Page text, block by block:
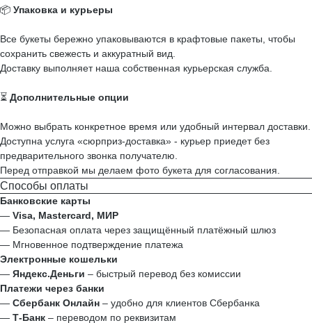
📦 Упаковка и курьеры
Все букеты бережно упаковываются в крафтовые пакеты, чтобы
сохранить свежесть и аккуратный вид.
Доставку выполняет наша собственная курьерская служба.
⏳ Дополнительные опции
Можно выбрать конкретное время или удобный интервал доставки.
Доступна услуга «сюрприз-доставка» - курьер приедет без
предварительного звонка получателю.
Перед отправкой мы делаем фото букета для согласования.
Способы оплаты
Банковские карты
— Visa, Mastercard, МИР
— Безопасная оплата через защищённый платёжный шлюз
— Мгновенное подтверждение платежа
Электронные кошельки
— Яндекс.Деньги – быстрый перевод без комиссии
Платежи через банки
— Сбербанк Онлайн – удобно для клиентов Сбербанка
— Т‑Банк – переводом по реквизитам